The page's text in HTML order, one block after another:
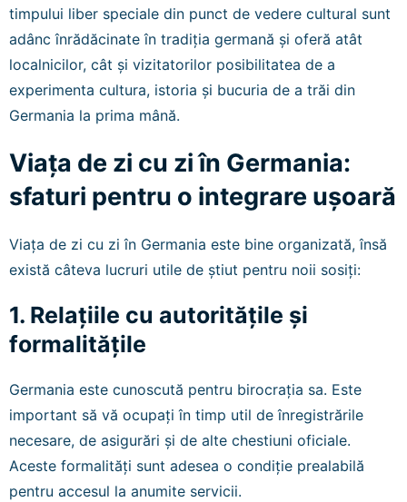
timpului liber speciale din punct de vedere cultural sunt
adânc înrădăcinate în tradiția germană și oferă atât
localnicilor, cât și vizitatorilor posibilitatea de a
experimenta cultura, istoria și bucuria de a trăi din
Germania la prima mână.
Viața de zi cu zi în Germania:
sfaturi pentru o integrare ușoară
Viața de zi cu zi în Germania este bine organizată, însă
există câteva lucruri utile de știut pentru noii sosiți:
1. Relațiile cu autoritățile și
formalitățile
Germania este cunoscută pentru birocrația sa. Este
important să vă ocupați în timp util de înregistrările
necesare, de asigurări și de alte chestiuni oficiale.
Aceste formalități sunt adesea o condiție prealabilă
pentru accesul la anumite servicii.